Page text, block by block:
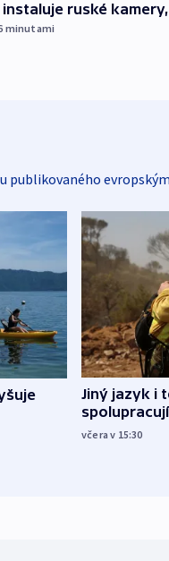
instaluje ruské
minutami
publikovaného
Jiný jazyk i
včera v 15:30